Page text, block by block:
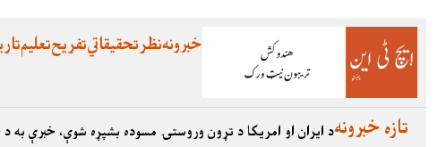
تعلیمتفریحتحقیقاتينظرخبرونه
د ایران او امریکا د تړون وروستۍ مسوده بشپړه شوې، خبرې بهتازه خبرونه